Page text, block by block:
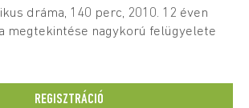
dráma, 140 perc, 2010. 12 éven
megtekintése nagykorú felügyelete
REGISZTRÁCIÓ